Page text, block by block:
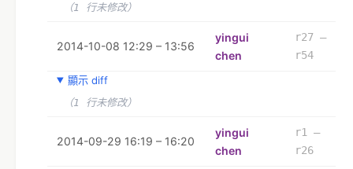
（1 行未修改）
2014-10-08 12:29 – 13:56
yingui
chen
r27 –
r54
顯示 diff
（1 行未修改）
2014-09-29 16:19 – 16:20
yingui
chen
r1 –
r26